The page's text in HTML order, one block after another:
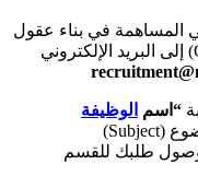
المساهمة في بناء عقول
الشباب، يُرجى إرسال السيرة الذاتية (CV) إلى البريد الإلكتروني
“اسم الوظيفة
بوضوح في خانة الموضوع (Subject)
وصول طلبك للقسم